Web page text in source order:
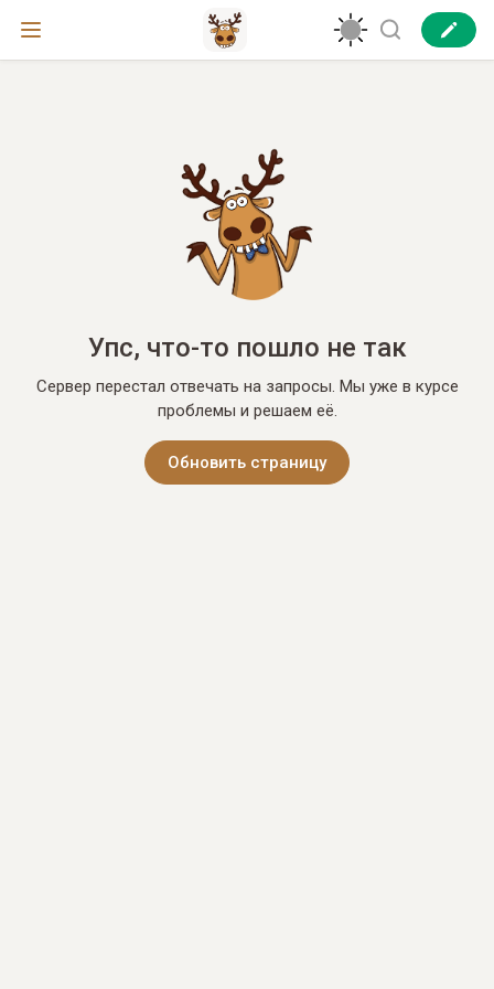
Упс, что-то пошло не так
Сервер перестал отвечать на запросы. Мы уже в курсе
проблемы и решаем её.
Обновить страницу